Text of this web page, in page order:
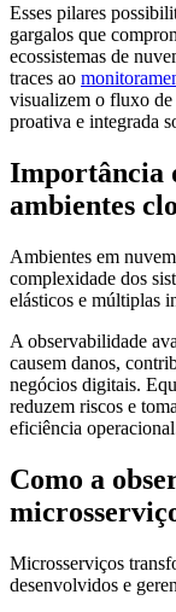
Esses pilares
gargalos que
ecossistemas de
traces ao
visualizem o fluxo de
proativa e integrada
Importância
ambientes
Ambientes em
complexidade dos
elásticos e múltiplas
A observabilidade
causem danos,
negócios digitais.
reduzem riscos e
eficiência
Como a
Microsserviços
desenvolvidos e